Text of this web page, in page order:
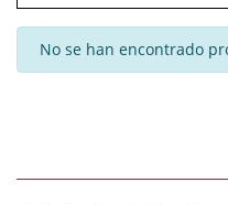
No se han encontrado